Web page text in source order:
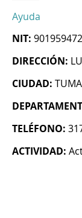
Ayuda
NIT:
DIRECCIÓN:
CIUDAD:
TELÉFONO:
ACTIVIDAD: